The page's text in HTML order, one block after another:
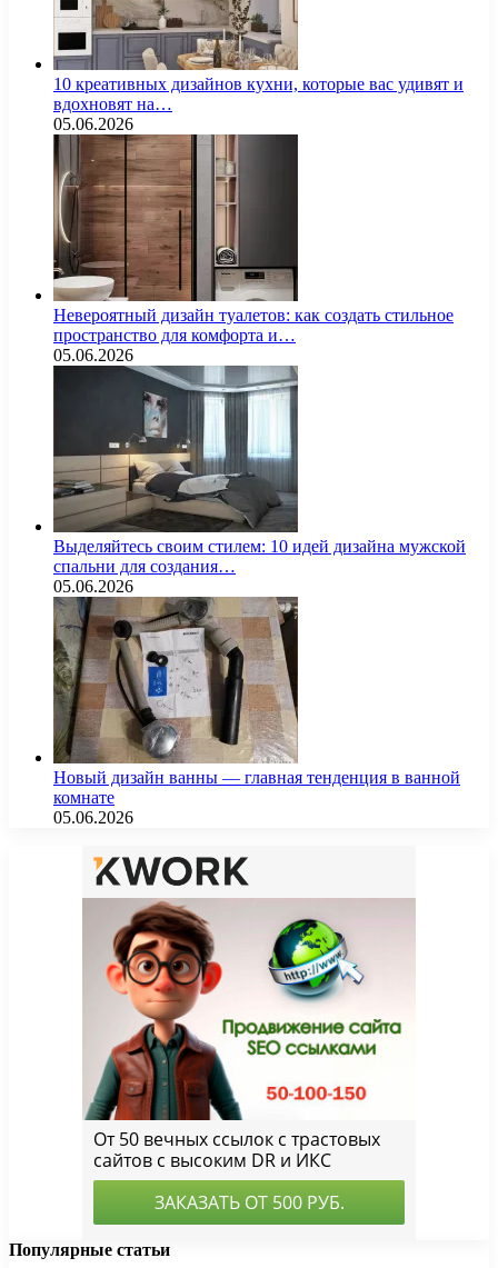
10 креативных дизайнов кухни, которые вас удивят и
вдохновят на…
05.06.2026
Невероятный дизайн туалетов: как создать стильное
пространство для комфорта и…
05.06.2026
Выделяйтесь своим стилем: 10 идей дизайна мужской
спальни для создания…
05.06.2026
Новый дизайн ванны — главная тенденция в ванной
комнате
05.06.2026
Популярные статьи